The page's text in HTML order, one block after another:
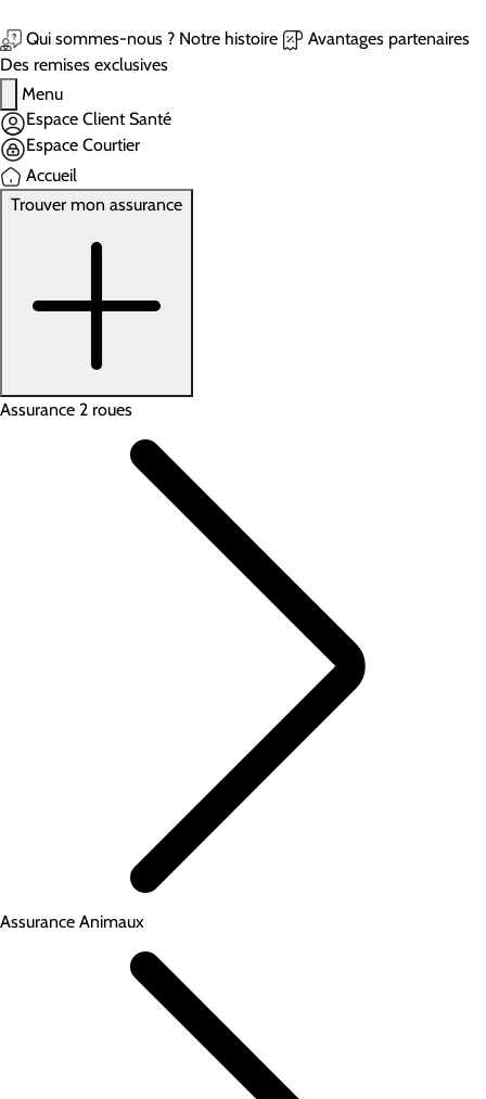
Qui sommes-nous ? Notre histoire
Avantages partenaires
Des remises exclusives
Menu
Espace Client Santé
Espace Courtier
Accueil
Trouver mon assurance
Assurance 2 roues
Assurance Animaux